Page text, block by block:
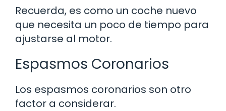
Recuerda, es como un coche nuevo
que necesita un poco de tiempo para
ajustarse al motor.
Espasmos Coronarios
Los espasmos coronarios son otro
factor a considerar.